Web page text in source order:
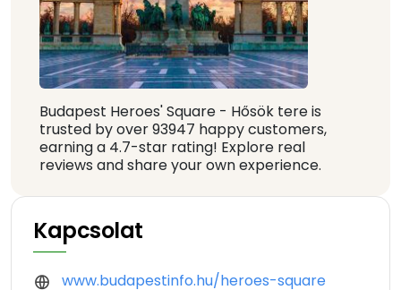
Budapest Heroes' Square - Hősök tere is
trusted by over 93947 happy customers,
earning a 4.7-star rating! Explore real
reviews and share your own experience.
Kapcsolat
www.budapestinfo.hu/heroes-square